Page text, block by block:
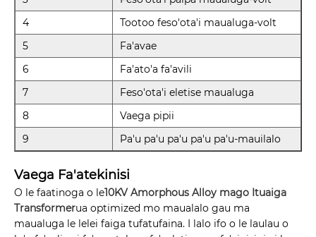
4
Tootoo feso'ota'i maualuga-volt
5
Fa'avae
6
Fa'ato'a fa'avili
7
Feso'ota'i eletise maualuga
8
Vaega pipii
9
Pa'u pa'u pa'u pa'u pa'u-mauilalo
Vaega Fa'atekinisi
O le faatinoga o le10KV Amorphous Alloy mago Ituaiga
Transformerua optimized mo maualalo gau ma
maualuga le lelei faiga tufatufaina. I lalo ifo o le laulau o